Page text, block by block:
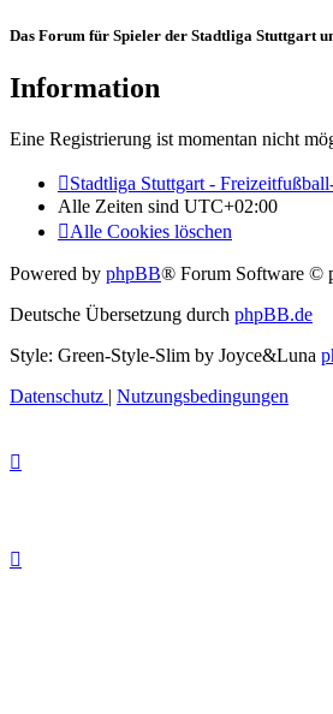
Das Forum für Spieler der Stadtliga Stuttgart
Information
Eine Registrierung ist momentan nicht
Stadtliga Stuttgart -
Alle Zeiten sind UTC+02:00
Alle Cookies löschen
Powered by phpBB® Forum Software ©
Deutsche Übersetzung durch phpBB.de
Style: Green-Style-Slim by Joyce&Luna
Datenschutz | Nutzungsbedingungen